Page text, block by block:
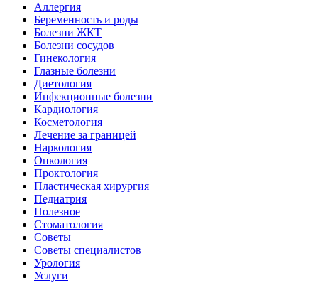
Аллергия
Беременность и роды
Болезни ЖКТ
Болезни сосудов
Гинекология
Глазные болезни
Диетология
Инфекционные болезни
Кардиология
Косметология
Лечение за границей
Наркология
Онкология
Проктология
Пластическая хирургия
Педиатрия
Полезное
Стоматология
Советы
Советы специалистов
Урология
Услуги